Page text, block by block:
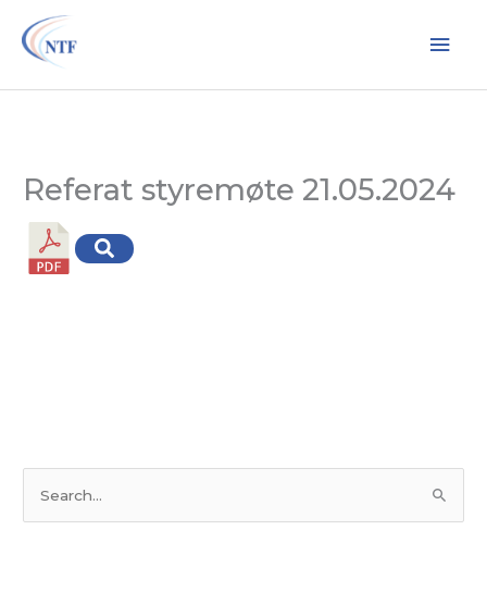
rett
innholdet
Referat styremøte 21.05.2024
ø